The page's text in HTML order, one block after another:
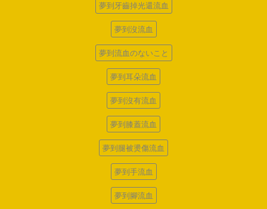
夢到牙齒掉光還流血
夢到沒流血
夢到流血のないこと
夢到耳朵流血
夢到沒有流血
夢到膝蓋流血
夢到腿被燙傷流血
夢到手流血
夢到腳流血